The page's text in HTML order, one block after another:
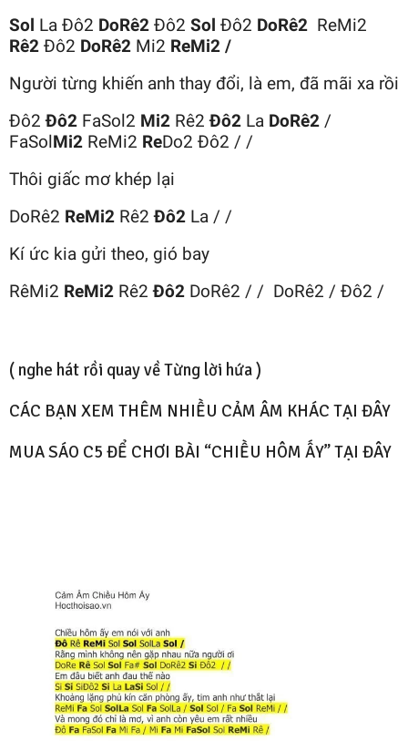
Sol La Đô2 DoRê2 Đô2 Sol Đô2 DoRê2 ReMi2
Rê2 Đô2 DoRê2 Mi2 ReMi2 /
Người từng khiến anh thay đổi, là em, đã mãi xa rồi
Đô2Đô2 FaSol2 Mi2 Rê2Đô2 La DoRê2 /
FaSol Mi2 ReMi2 ReDo2 Đô2 / /
Thôi giấc mơ khép lại
DoRê2 ReMi2 Rê2Đô2 La / /
Kí ức kia gửi theo, gió bay
RêMi2 ReMi2 Rê2Đô2 DoRê2 / / DoRê2 / Đô2 /
( nghe hát rồi quay về Từng lời hứa )
CÁC BẠN XEM THÊM NHIỀU CẢM ÂM KHÁC TẠI ĐÂY
MUA SÁO C5 ĐỂ CHƠI BÀI “CHIỀU HÔM ẤY” TẠI ĐÂY